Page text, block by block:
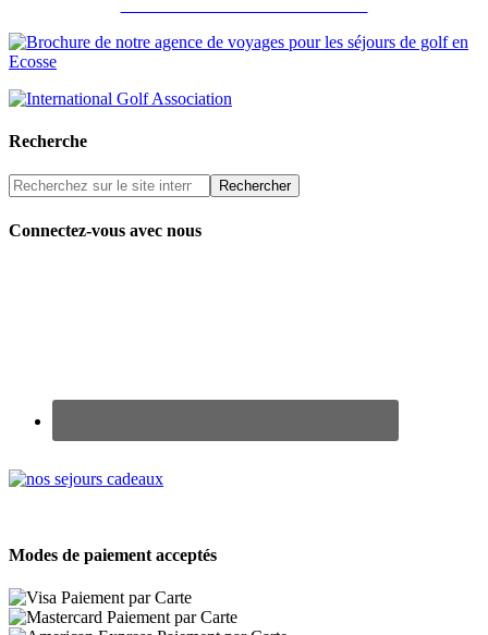
Recherche
Connectez-vous avec nous
Modes de paiement acceptés